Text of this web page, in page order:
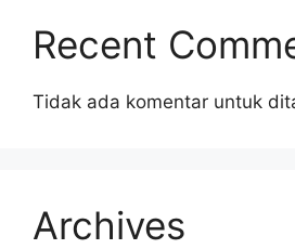
Recent
Tidak ada komentar untuk
Archives